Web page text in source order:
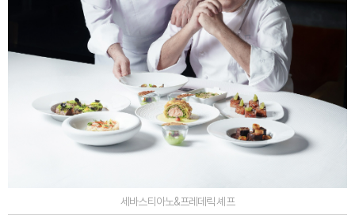
세바스티아노&프레데릭 셰프